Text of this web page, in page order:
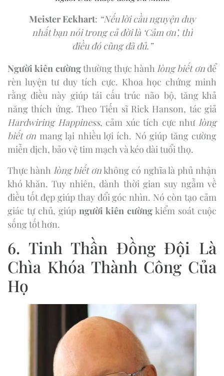
Meister Eckhart: “Nếu lời cầu nguyện duy
nhất bạn nói trong cả đời là ‘Cảm ơn’, thì
điều đó cũng đã đủ.”
Người kiên cườngthường thực hànhlòng biết ơnđể
rèn luyện tư duy tích cực. Khoa học chứng minh
rằng điều này giúp tái cấu trúc não bộ, tăng khả
năng thích ứng. Theo Tiến sĩ Rick Hanson, tác giả
Hardwiring Happiness, cảm xúc tích cực nhưlòng
biết ơn mang lại nhiều lợi ích. Nó giúp tăng cường
miễn dịch, bảo vệ tim mạch và kéo dài tuổi thọ.
Thực hành lòng biết ơnkhông có nghĩa là phủ nhận
khó khăn. Tuy nhiên, dành thời gian suy ngẫm về
điều tốt đẹp giúp thay đổi góc nhìn. Nó còn tạo cảm
giác tự chủ, giúp người kiên cường kiểm soát cuộc
sống tốt hơn.
6. Tinh Thần Đồng Đội Là
Chìa Khóa Thành Công Của
Họ